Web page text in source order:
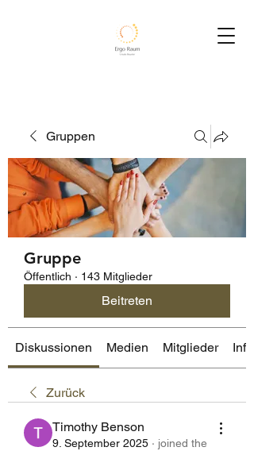
Gruppen
Gruppe
Öffentlich · 143 Mitglieder
Beitreten
Diskussionen Medien Mitglieder Info
Zurück
Timothy Benson
9. September 2025 · joined the